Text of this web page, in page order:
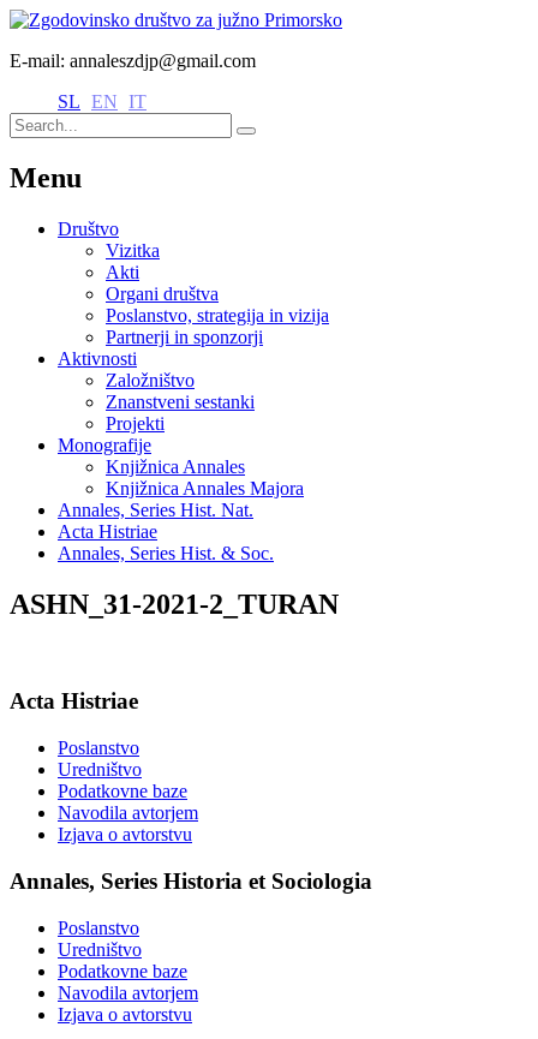
E-mail: annaleszdjp@gmail.com
SL EN IT
Menu
Društvo
Vizitka
Akti
Organi društva
Poslanstvo, strategija in vizija
Partnerji in sponzorji
Aktivnosti
Založništvo
Znanstveni sestanki
Projekti
Monografije
Knjižnica Annales
Knjižnica Annales Majora
Annales, Series Hist. Nat.
Acta Histriae
Annales, Series Hist. & Soc.
ASHN_31-2021-2_TURAN
Acta Histriae
Poslanstvo
Uredništvo
Podatkovne baze
Navodila avtorjem
Izjava o avtorstvu
Annales, Series Historia et Sociologia
Poslanstvo
Uredništvo
Podatkovne baze
Navodila avtorjem
Izjava o avtorstvu